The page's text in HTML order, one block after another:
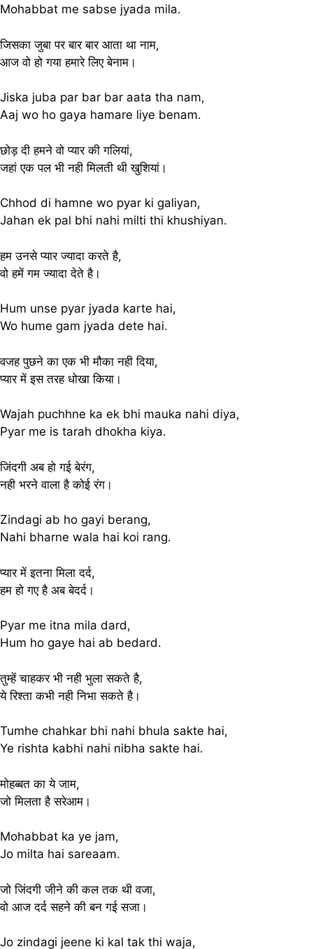
Mohabbat me sabse jyada mila.
जिसका जुबा पर बार बार आता था नाम,
आज वो हो गया हमारे लिए बेनाम।
Jiska juba par bar bar aata tha nam,
Aaj wo ho gaya hamare liye benam.
छोड़ दी हमने वो प्यार की गलियां,
जहां एक पल भी नही मिलती थी खुशियां।
Chhod di hamne wo pyar ki galiyan,
Jahan ek pal bhi nahi milti thi khushiyan.
हम उनसे प्यार ज्यादा करते है,
वो हमें गम ज्यादा देते है।
Hum unse pyar jyada karte hai,
Wo hume gam jyada dete hai.
वजह पुछने का एक भी मौका नही दिया,
प्यार में इस तरह धोखा किया।
Wajah puchhne ka ek bhi mauka nahi diya,
Pyar me is tarah dhokha kiya.
जिंदगी अब हो गई बेरंग,
नही भरने वाला है कोई रंग।
Zindagi ab ho gayi berang,
Nahi bharne wala hai koi rang.
प्यार में इतना मिला दर्द,
हम हो गए है अब बेदर्द।
Pyar me itna mila dard,
Hum ho gaye hai ab bedard.
तुम्हें चाहकर भी नही भुला सकते है,
ये रिश्ता कभी नही निभा सकते है।
Tumhe chahkar bhi nahi bhula sakte hai,
Ye rishta kabhi nahi nibha sakte hai.
मोहब्बत का ये जाम,
जो मिलता है सरेआम।
Mohabbat ka ye jam,
Jo milta hai sareaam.
जो जिंदगी जीने की कल तक थी वजा,
वो आज दर्द सहने की बन गई सजा।
Jo zindagi jeene ki kal tak thi waja,